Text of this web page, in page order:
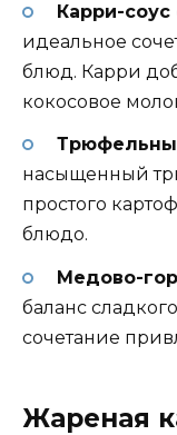
Карри-
идеальное
блюд. Карри
кокосовое
насыщенный
простого
блюдо.
Медово-
баланс
сочетание
Жареная